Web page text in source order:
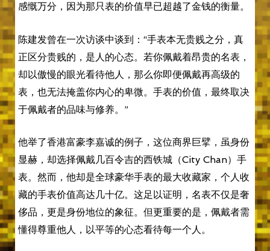
感慨万分，因为那只表的价值早已超越了金钱的衡量。
陈建发曾在一次访谈中谈到：“手表本无贵贱之分，真
正区分贵贱的，是人的心态。若你佩戴着昂贵的名表，
却以傲慢的眼光看待他人，那么你即便佩戴再高级的
表，也无法掩盖你内心的卑微。手表的价值，最终取决
于佩戴者的品味与修养。”
他举了香港富豪李嘉诚的例子，这位商界巨擘，虽身份
显赫，却选择佩戴几百令吉的西铁城（City Chan）手
表。然而，他却是全球豪华手表的最大收藏家，个人收
藏的手表价值高达几十亿。这足以证明，名表不仅是奢
侈品，更是身份地位的象征。但更重要的是，佩戴者需
懂得尊重他人，以平等的心态看待每一个人。